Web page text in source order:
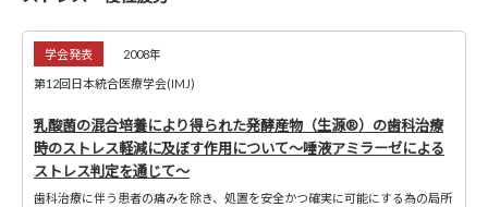
学会発表 2008年
第12回日本統合医療学会(IMJ)
乳酸菌の混合培養により得られた発酵産物（生源®）の歯科治療
時のストレス軽減に及ぼす作用について～唾液アミラーゼによる
ストレス判定を通じて～
歯科治療に伴う患者の痛みを除き、処置を安全かつ確実に可能にする為の局所